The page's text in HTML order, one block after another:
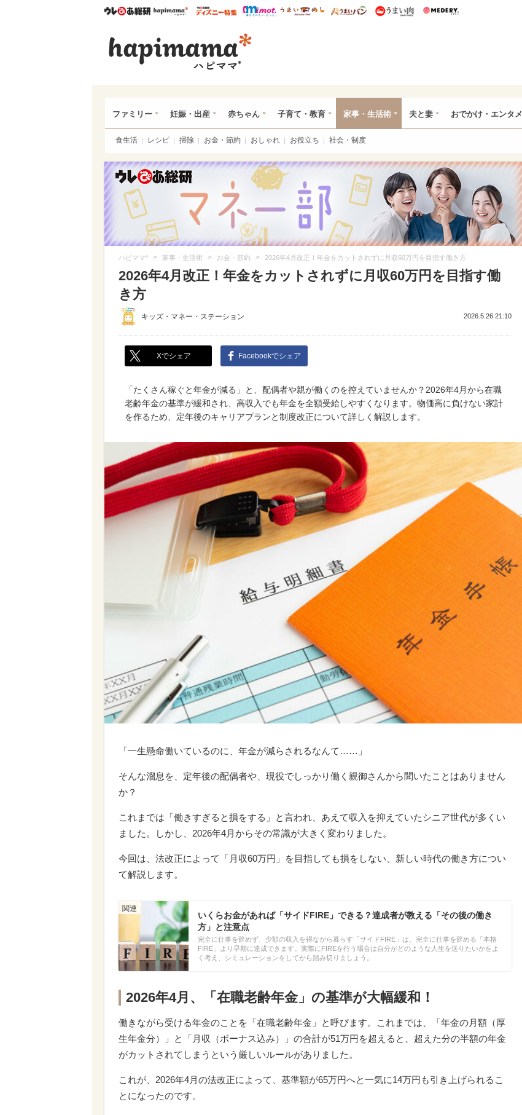
ウレぴあ総研ハピママ* ウレぴあ総研 ディズニー特集
mimot. うまいめし うまいパン うまい肉
ファミリー 妊娠・出産 赤ちゃん 子育て・教育 家事・生活術 夫と妻 おでかけ・エンタメ
食生活 レシピ 掃除 お金・節約 おしゃれ お役立ち 社会・制度
ハピママ* > 家事・生活術 > お金・節約 > 2026年4月改正！年金をカットされずに月収60万円を目指す働き方
2026年4月改正！年金をカットされずに月収60万円を目指す働
き方
キッズ・マネー・ステーション 2026.5.26 21:10
Xでシェア Facebookでシェア
「たくさん稼ぐと年金が減る」と、配偶者や親が働くのを控えていませんか？2026年4月から在職
老齢年金の基準が緩和され、高収入でも年金を全額受給しやすくなります。物価高に負けない家計
を作るため、定年後のキャリアプランと制度改正について詳しく解説します。
「一生懸命働いているのに、年金が減らされるなんて……」
そんな溜息を、定年後の配偶者や、現役でしっかり働く親御さんから聞いたことはありません
か？
これまでは「働きすぎると損をする」と言われ、あえて収入を抑えていたシニア世代が多くい
ました。しかし、2026年4月からその常識が大きく変わりました。
今回は、法改正によって「月収60万円」を目指しても損をしない、新しい時代の働き方につい
て解説します。
いくらお金があれば「サイドFIRE」できる？達成者が教える「その後の働き
方」と注意点
完全に仕事を辞めず、少額の収入を得ながら暮らす「サイドFIRE」は、完全に仕事を辞める「本格
FIRE」より早期に達成できます。実際にFIREを行う場合は自分がどのような人生を送りたいかをよ
く考え、シミュレーションをしてから踏み切りましょう。
2026年4月、「在職老齢年金」の基準が大幅緩和！
働きながら受ける年金のことを「在職老齢年金」と呼びます。これまでは、「年金の月額（厚
生年金分）」と「月収（ボーナス込み）」の合計が51万円を超えると、超えた分の半額の年金
がカットされてしまうという厳しいルールがありました。
これが、2026年4月の法改正によって、基準額が65万円へと一気に14万円も引き上げられるこ
とになったのです。